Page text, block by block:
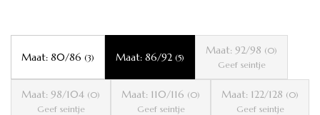
Maat: 80/86 (3) Maat: 86/92 (5)
Maat: 92/98 (0)
Geef seintje
Maat: 98/104 (0)
Geef seintje
Maat: 110/116 (0)
Geef seintje
Maat: 122/128 (0)
Geef seintje